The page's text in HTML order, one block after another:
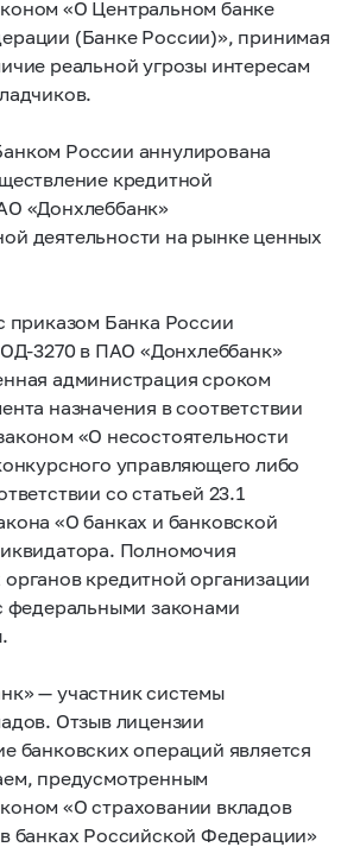
«O Центральном банке
(Банке России)», принимая
реальной угрозы интересам
России аннулирована
кредитной
«Донхлеббанк»
деятельности на рынке ценных
приказом Банка России
3270 в ПАО «Донхлеббанк»
администрация сроком
назначения в соответствии
«О несостоятельности
управляющего либо
со статьей 23.1
«О банках и банковской
Полномочия
кредитной организации
федеральными законами
— участник системы
Отзыв лицензии
банковских операций является
предусмотренным
«О страховании вкладов
банках Российской Федерации»